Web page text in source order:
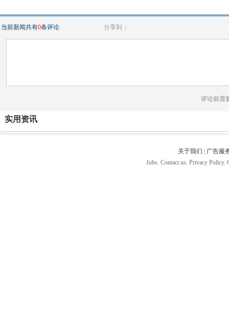
当前新闻共有0条评论 分享到：
评论前需
实用资讯
关于我们
广告服
Jobs. Contact us. Privacy